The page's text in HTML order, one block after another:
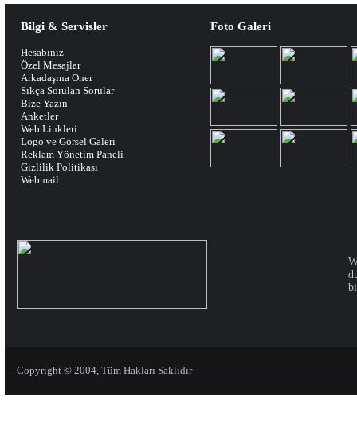
Bilgi & Servisler
Hesabınız
Özel Mesajlar
Arkadaşına Öner
Sıkça Sorulan Sorular
Bize Yazın
Anketler
Web Linkleri
Logo ve Görsel Galeri
Reklam Yönetim Paneli
Gizlilik Politikası
Webmail
Foto Galeri
Copyright © 2004, Tüm Hakları Saklıdır